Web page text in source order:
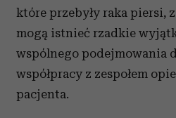
które przebyły raka piersi,
mogą istnieć rzadkie
wspólnego podejmowania
współpracy z zespołem
pacjenta.